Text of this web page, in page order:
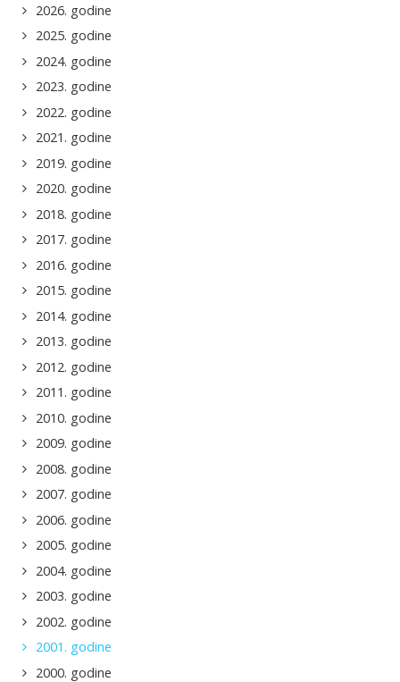
2026. godine
2025. godine
2024. godine
2023. godine
2022. godine
2021. godine
2019. godine
2020. godine
2018. godine
2017. godine
2016. godine
2015. godine
2014. godine
2013. godine
2012. godine
2011. godine
2010. godine
2009. godine
2008. godine
2007. godine
2006. godine
2005. godine
2004. godine
2003. godine
2002. godine
2001. godine
2000. godine